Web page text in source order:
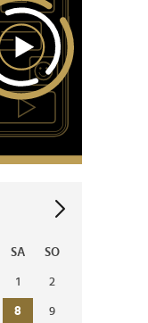
SA SO
1 2
8 9